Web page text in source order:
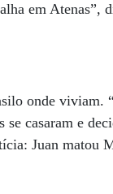
em Atenas”,
onde viviam.
casaram e
Juan matou